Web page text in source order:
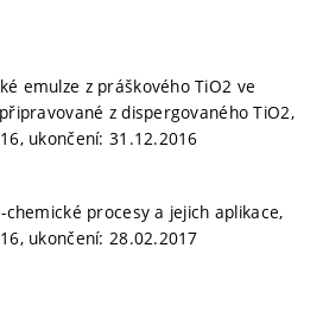
emulze z práškového TiO2 ve
z dispergovaného TiO2,
ukončení: 31.12.2016
chemické procesy a jejich aplikace,
ukončení: 28.02.2017